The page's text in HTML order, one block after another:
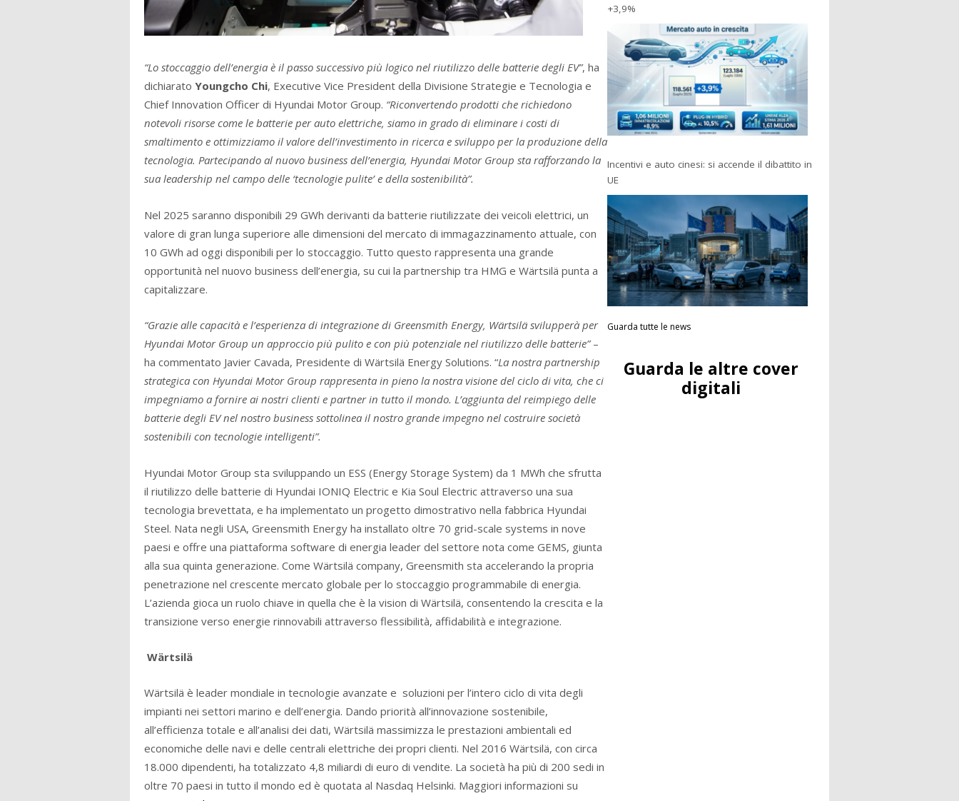
“Lo stoccaggio dell’energia è il passo successivo più logico nel riutilizzo delle batterie degli EV”, ha
dichiarato Youngcho Chi, Executive Vice President della Divisione Strategie e Tecnologia e
Chief Innovation Officer di Hyundai Motor Group. “Riconvertendo prodotti che richiedono
notevoli risorse come le batterie per auto elettriche, siamo in grado di eliminare i costi di
smaltimento e ottimizziamo il valore dell’investimento in ricerca e sviluppo per la produzione della
tecnologia. Partecipando al nuovo business dell’energia, Hyundai Motor Group sta rafforzando la
sua leadership nel campo delle ‘tecnologie pulite’ e della sostenibilità”.
Nel 2025 saranno disponibili 29 GWh derivanti da batterie riutilizzate dei veicoli elettrici, un
valore di gran lunga superiore alle dimensioni del mercato di immagazzinamento attuale, con
10 GWh ad oggi disponibili per lo stoccaggio. Tutto questo rappresenta una grande
opportunità nel nuovo business dell’energia, su cui la partnership tra HMG e Wärtsilä punta a
capitalizzare.
“Grazie alle capacità e l’esperienza di integrazione di Greensmith Energy, Wärtsilä svilupperà per
Hyundai Motor Group un approccio più pulito e con più potenziale nel riutilizzo delle batterie”–
ha commentato Javier Cavada, Presidente di Wärtsilä Energy Solutions. “La nostra partnership
strategica con Hyundai Motor Group rappresenta in pieno la nostra visione del ciclo di vita, che ci
impegniamo a fornire ai nostri clienti e partner in tutto il mondo. L’aggiunta del reimpiego delle
batterie degli EV nel nostro business sottolinea il nostro grande impegno nel costruire società
sostenibili con tecnologie intelligenti”.
Hyundai Motor Group sta sviluppando un ESS (Energy Storage System) da 1 MWh che sfrutta
il riutilizzo delle batterie di Hyundai IONIQ Electric e Kia Soul Electric attraverso una sua
tecnologia brevettata, e ha implementato un progetto dimostrativo nella fabbrica Hyundai
Steel. Nata negli USA, Greensmith Energy ha installato oltre 70 grid-scale systems in nove
paesi e offre una piattaforma software di energia leader del settore nota come GEMS, giunta
alla sua quinta generazione. Come Wärtsilä company, Greensmith sta accelerando la propria
penetrazione nel crescente mercato globale per lo stoccaggio programmabile di energia.
L’azienda gioca un ruolo chiave in quella che è la vision di Wärtsilä, consentendo la crescita e la
transizione verso energie rinnovabili attraverso flessibilità, affidabilità e integrazione.
Wärtsilä
Wärtsilä è leader mondiale in tecnologie avanzate e soluzioni per l’intero ciclo di vita degli
impianti nei settori marino e dell’energia. Dando priorità all’innovazione sostenibile,
all’efficienza totale e all’analisi dei dati, Wärtsilä massimizza le prestazioni ambientali ed
economiche delle navi e delle centrali elettriche dei propri clienti. Nel 2016 Wärtsilä, con circa
18.000 dipendenti, ha totalizzato 4,8 miliardi di euro di vendite. La società ha più di 200 sedi in
oltre 70 paesi in tutto il mondo ed è quotata al Nasdaq Helsinki. Maggiori informazioni su
+3,9%
Incentivi e auto cinesi: si accende il dibattito in
UE
Guarda tutte le news
Guarda le altre cover
digitali